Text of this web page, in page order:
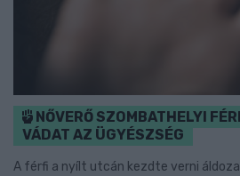
NŐVERŐ SZOMBATHELYI
VÁDAT AZ ÜGYÉSZSÉG
A férfi a nyílt utcán kezdte verni